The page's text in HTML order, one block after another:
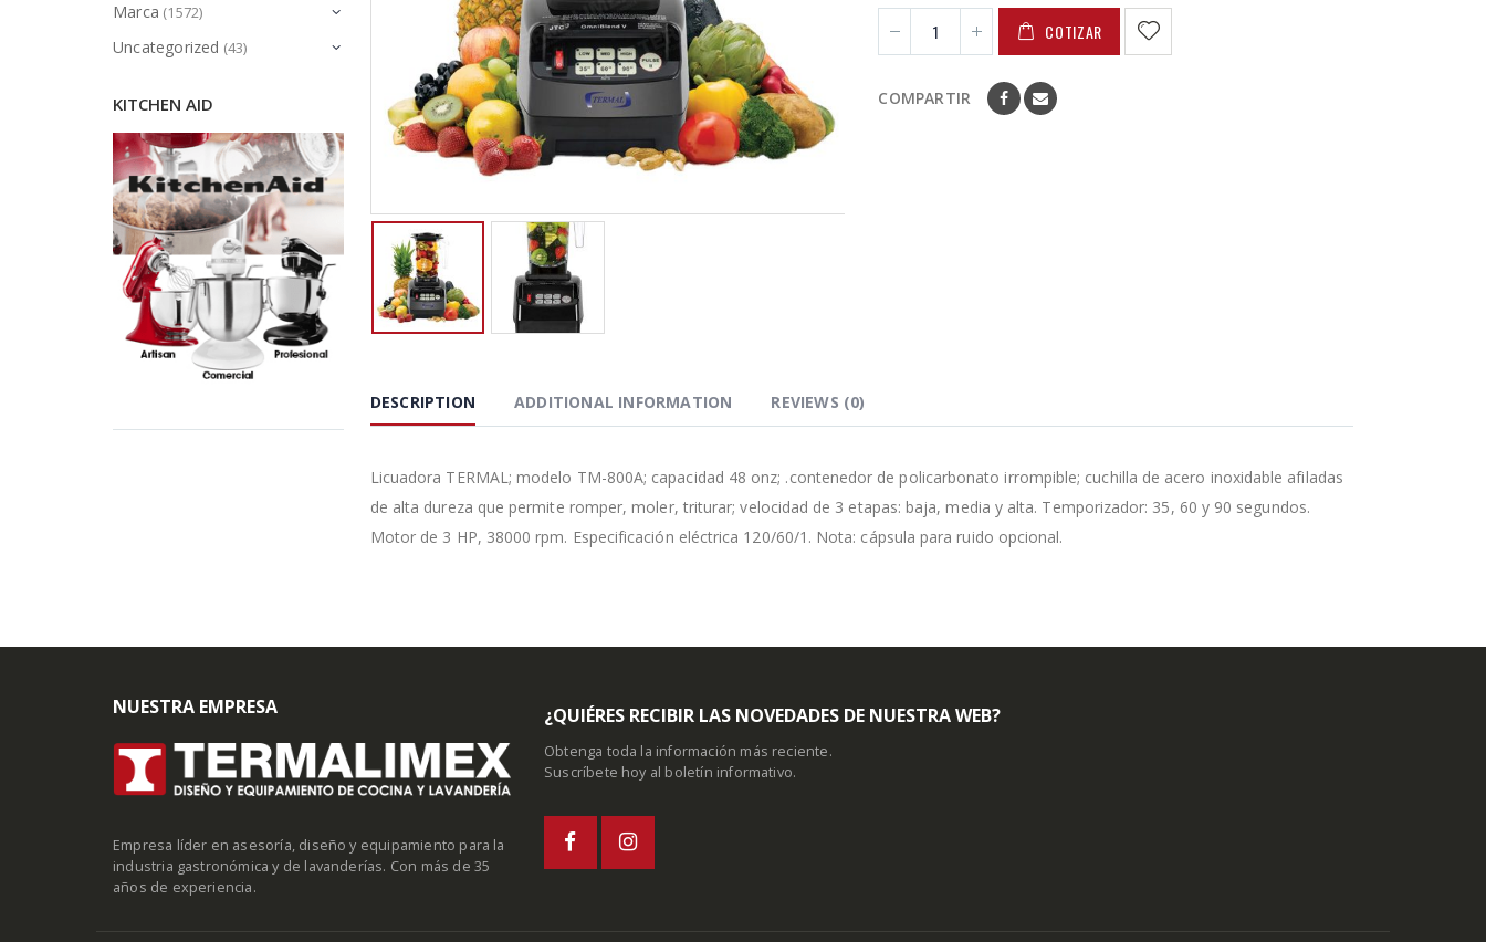
COTIZAR
COMPARTIR
DESCRIPTION ADDITIONAL INFORMATION REVIEWS (0)
Licuadora TERMAL; modelo TM-800A; capacidad 48 onz; .contenedor de policarbonato irrompible; cuchilla de acero inoxidable afiladas
de alta dureza que permite romper, moler, triturar; velocidad de 3 etapas: baja, media y alta. Temporizador: 35, 60 y 90 segundos.
Motor de 3 HP, 38000 rpm. Especificación eléctrica 120/60/1. Nota: cápsula para ruido opcional.
Marca (1572)
Uncategorized (43)
KITCHEN AID
NUESTRA EMPRESA
Empresa líder en asesoría, diseño y equipamiento para la
industria gastronómica y de lavanderías. Con más de 35
años de experiencia.
¿QUIÉRES RECIBIR LAS NOVEDADES DE NUESTRA WEB?
Obtenga toda la información más reciente.
Suscríbete hoy al boletín informativo.